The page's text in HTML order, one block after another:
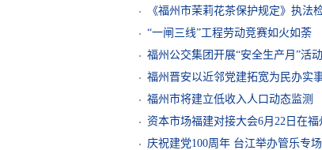
《福州市茉莉花茶保护规定》执法
“一闸三线”工程劳动竞赛如火如荼
福州公交集团开展“安全生产月”活动
福州晋安以近邻党建拓宽为民办实
福州市将建立低收入人口动态监测
资本市场福建对接大会6月22日在福
庆祝建党100周年 台江举办管乐专